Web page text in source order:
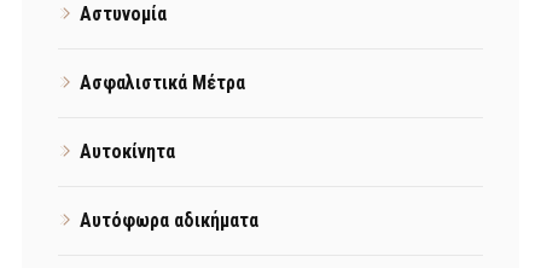
Αστυνομία
Ασφαλιστικά Μέτρα
Αυτοκίνητα
Αυτόφωρα αδικήματα